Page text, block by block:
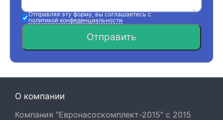
Отправляя эту форму, вы соглашаетесь с
политикой конфеденциальности
Отправить
О компании
Компания "Евронасоскомплект-2015" с 2015